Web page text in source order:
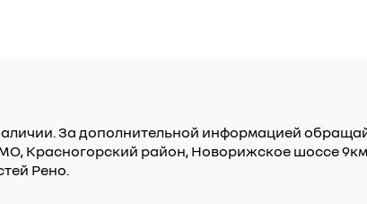
За дополнительной информацией
Красногорский район, Новорижское шоссе
Рено.